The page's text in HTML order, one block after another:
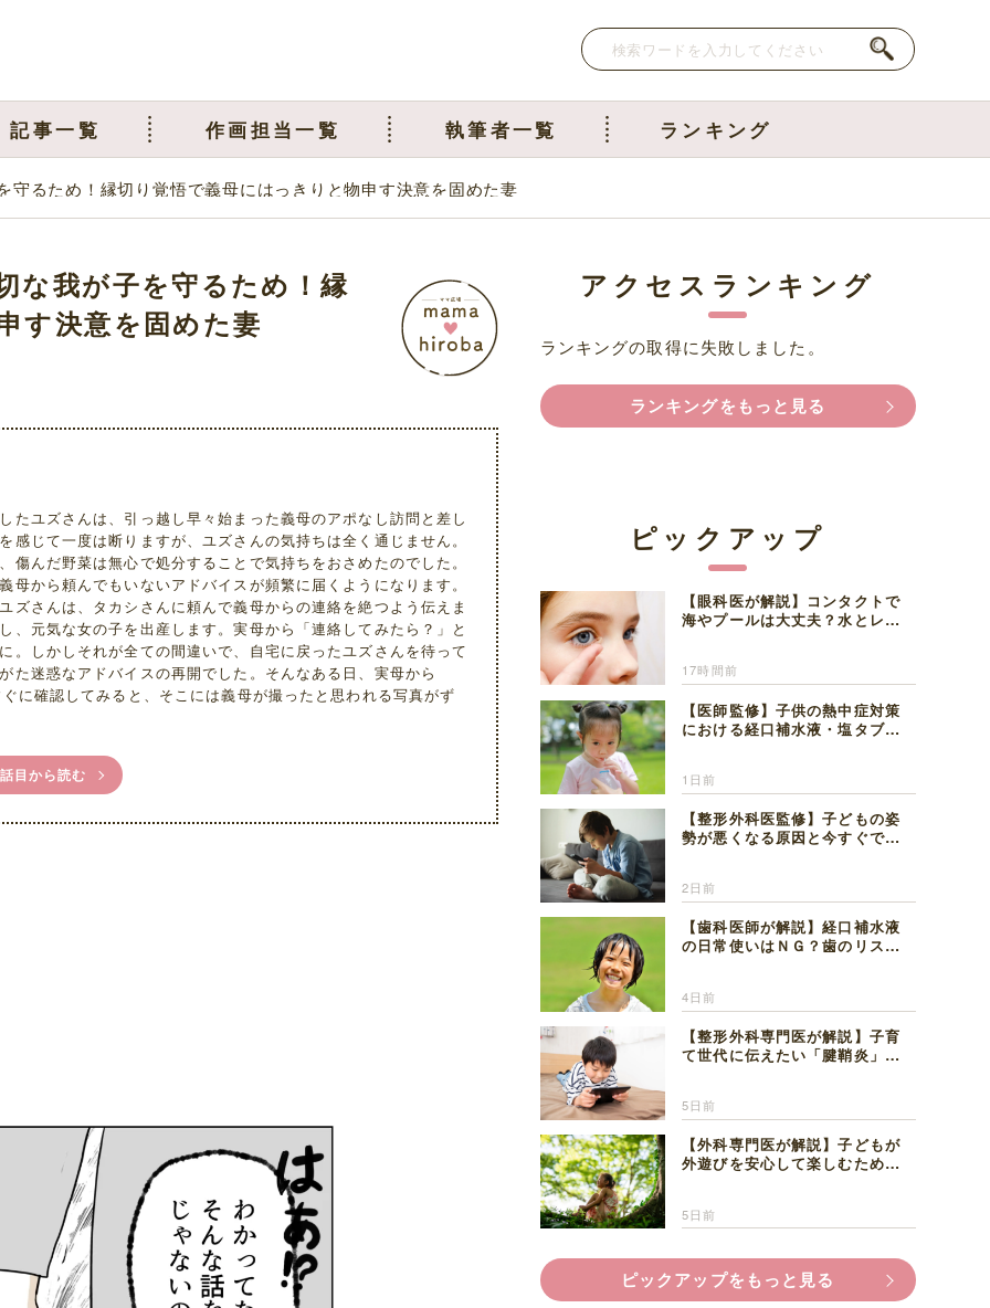
記事一覧 作画担当一覧 執筆者一覧 ランキング
守るため！縁切り覚悟で義母にはっきりと物申す決意を固めた妻
な我が子を守るため！縁
す決意を固めた妻
たユズさんは、引っ越し早々始まった義母のアポなし訪問と差し
じて一度は断りますが、ユズさんの気持ちは全く通じません。
んだ野菜は無心で処分することで気持ちをおさめたのでした。
から頼んでもいないアドバイスが頻繁に届くようになります。
さんは、タカシさんに頼んで義母からの連絡を絶つよう伝えま
、元気な女の子を出産します。実母から「連絡してみたら？」と
。しかしそれが全ての間違いで、自宅に戻ったユズさんを待って
た迷惑なアドバイスの再開でした。そんなある日、実母から
に確認してみると、そこには義母が撮ったと思われる写真がず
目から読む
アクセスランキング
ランキングの取得に失敗しました。
ランキングをもっと見る
ピックアップ
【眼科医が解説】コンタクトで
海やプールは大丈夫？水とレン
17時間前
【医師監修】子供の熱中症対策
における経口補水液・塩タブレ
1日前
【整形外科医監修】子どもの姿
勢が悪くなる原因と今すぐでき
2日前
【歯科医師が解説】経口補水液
の日常使いはＮＧ？歯のリスク
4日前
【整形外科専門医が解説】子育
て世代に伝えたい「腱鞘炎」の
5日前
【外科専門医が解説】子どもが
外遊びを安心して楽しむため
5日前
ピックアップをもっと見る